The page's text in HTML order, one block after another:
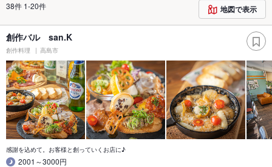
38件 1-20件 地図で表示
創作バル san.K
創作料理 高島市
感謝を込めて。お客様と創っていくお店に♪
2001～3000円